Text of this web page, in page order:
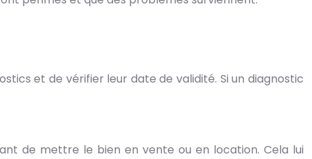
et de vérifier leur date de validité. Si un diagnostic
de mettre le bien en vente ou en location. Cela lui